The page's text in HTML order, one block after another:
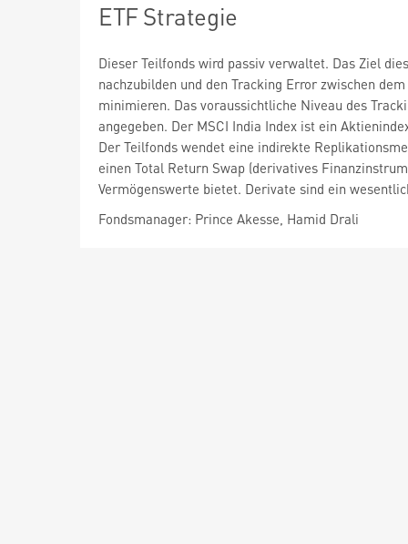
ETF Strategie
Dieser Teilfonds wird passiv verwaltet. Das Ziel
nachzubilden und den Tracking Error zwischen
minimieren. Das voraussichtliche Niveau des
angegeben. Der MSCI India Index ist ein
Der Teilfonds wendet eine indirekte
einen Total Return Swap (derivatives
Vermögenswerte bietet. Derivate sind ein
Fondsmanager: Prince Akesse, Hamid Drali